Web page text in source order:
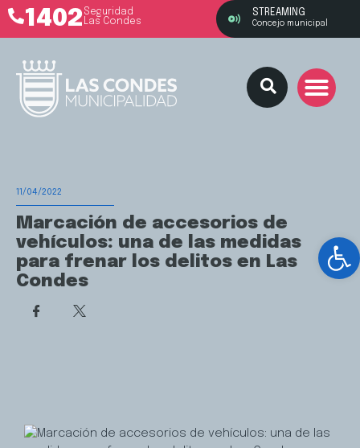
1402 Seguridad
Las Condes
STREAMING
Concejo municipal
11/04/2022
Marcación de accesorios de
vehículos: una de las medidas
para frenar los delitos en Las
Condes